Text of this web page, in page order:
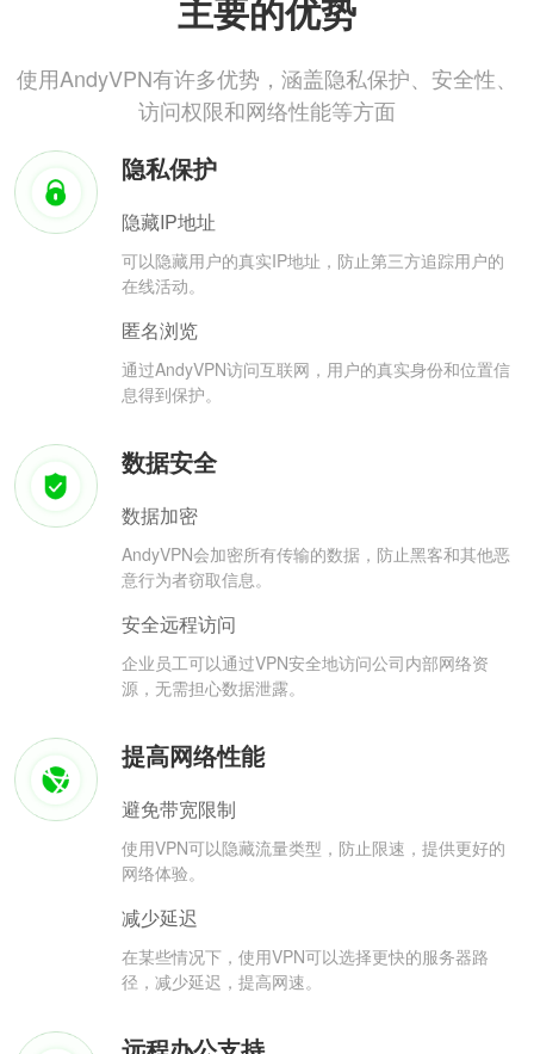
主要的优势
使用AndyVPN有许多优势，涵盖隐私保护、安全性、
访问权限和网络性能等方面
隐私保护
隐藏IP地址
可以隐藏用户的真实IP地址，防止第三方追踪用户的
在线活动。
匿名浏览
通过AndyVPN访问互联网，用户的真实身份和位置信
息得到保护。
数据安全
数据加密
AndyVPN会加密所有传输的数据，防止黑客和其他恶
意行为者窃取信息。
安全远程访问
企业员工可以通过VPN安全地访问公司内部网络资
源，无需担心数据泄露。
提高网络性能
避免带宽限制
使用VPN可以隐藏流量类型，防止限速，提供更好的
网络体验。
减少延迟
在某些情况下，使用VPN可以选择更快的服务器路
径，减少延迟，提高网速。